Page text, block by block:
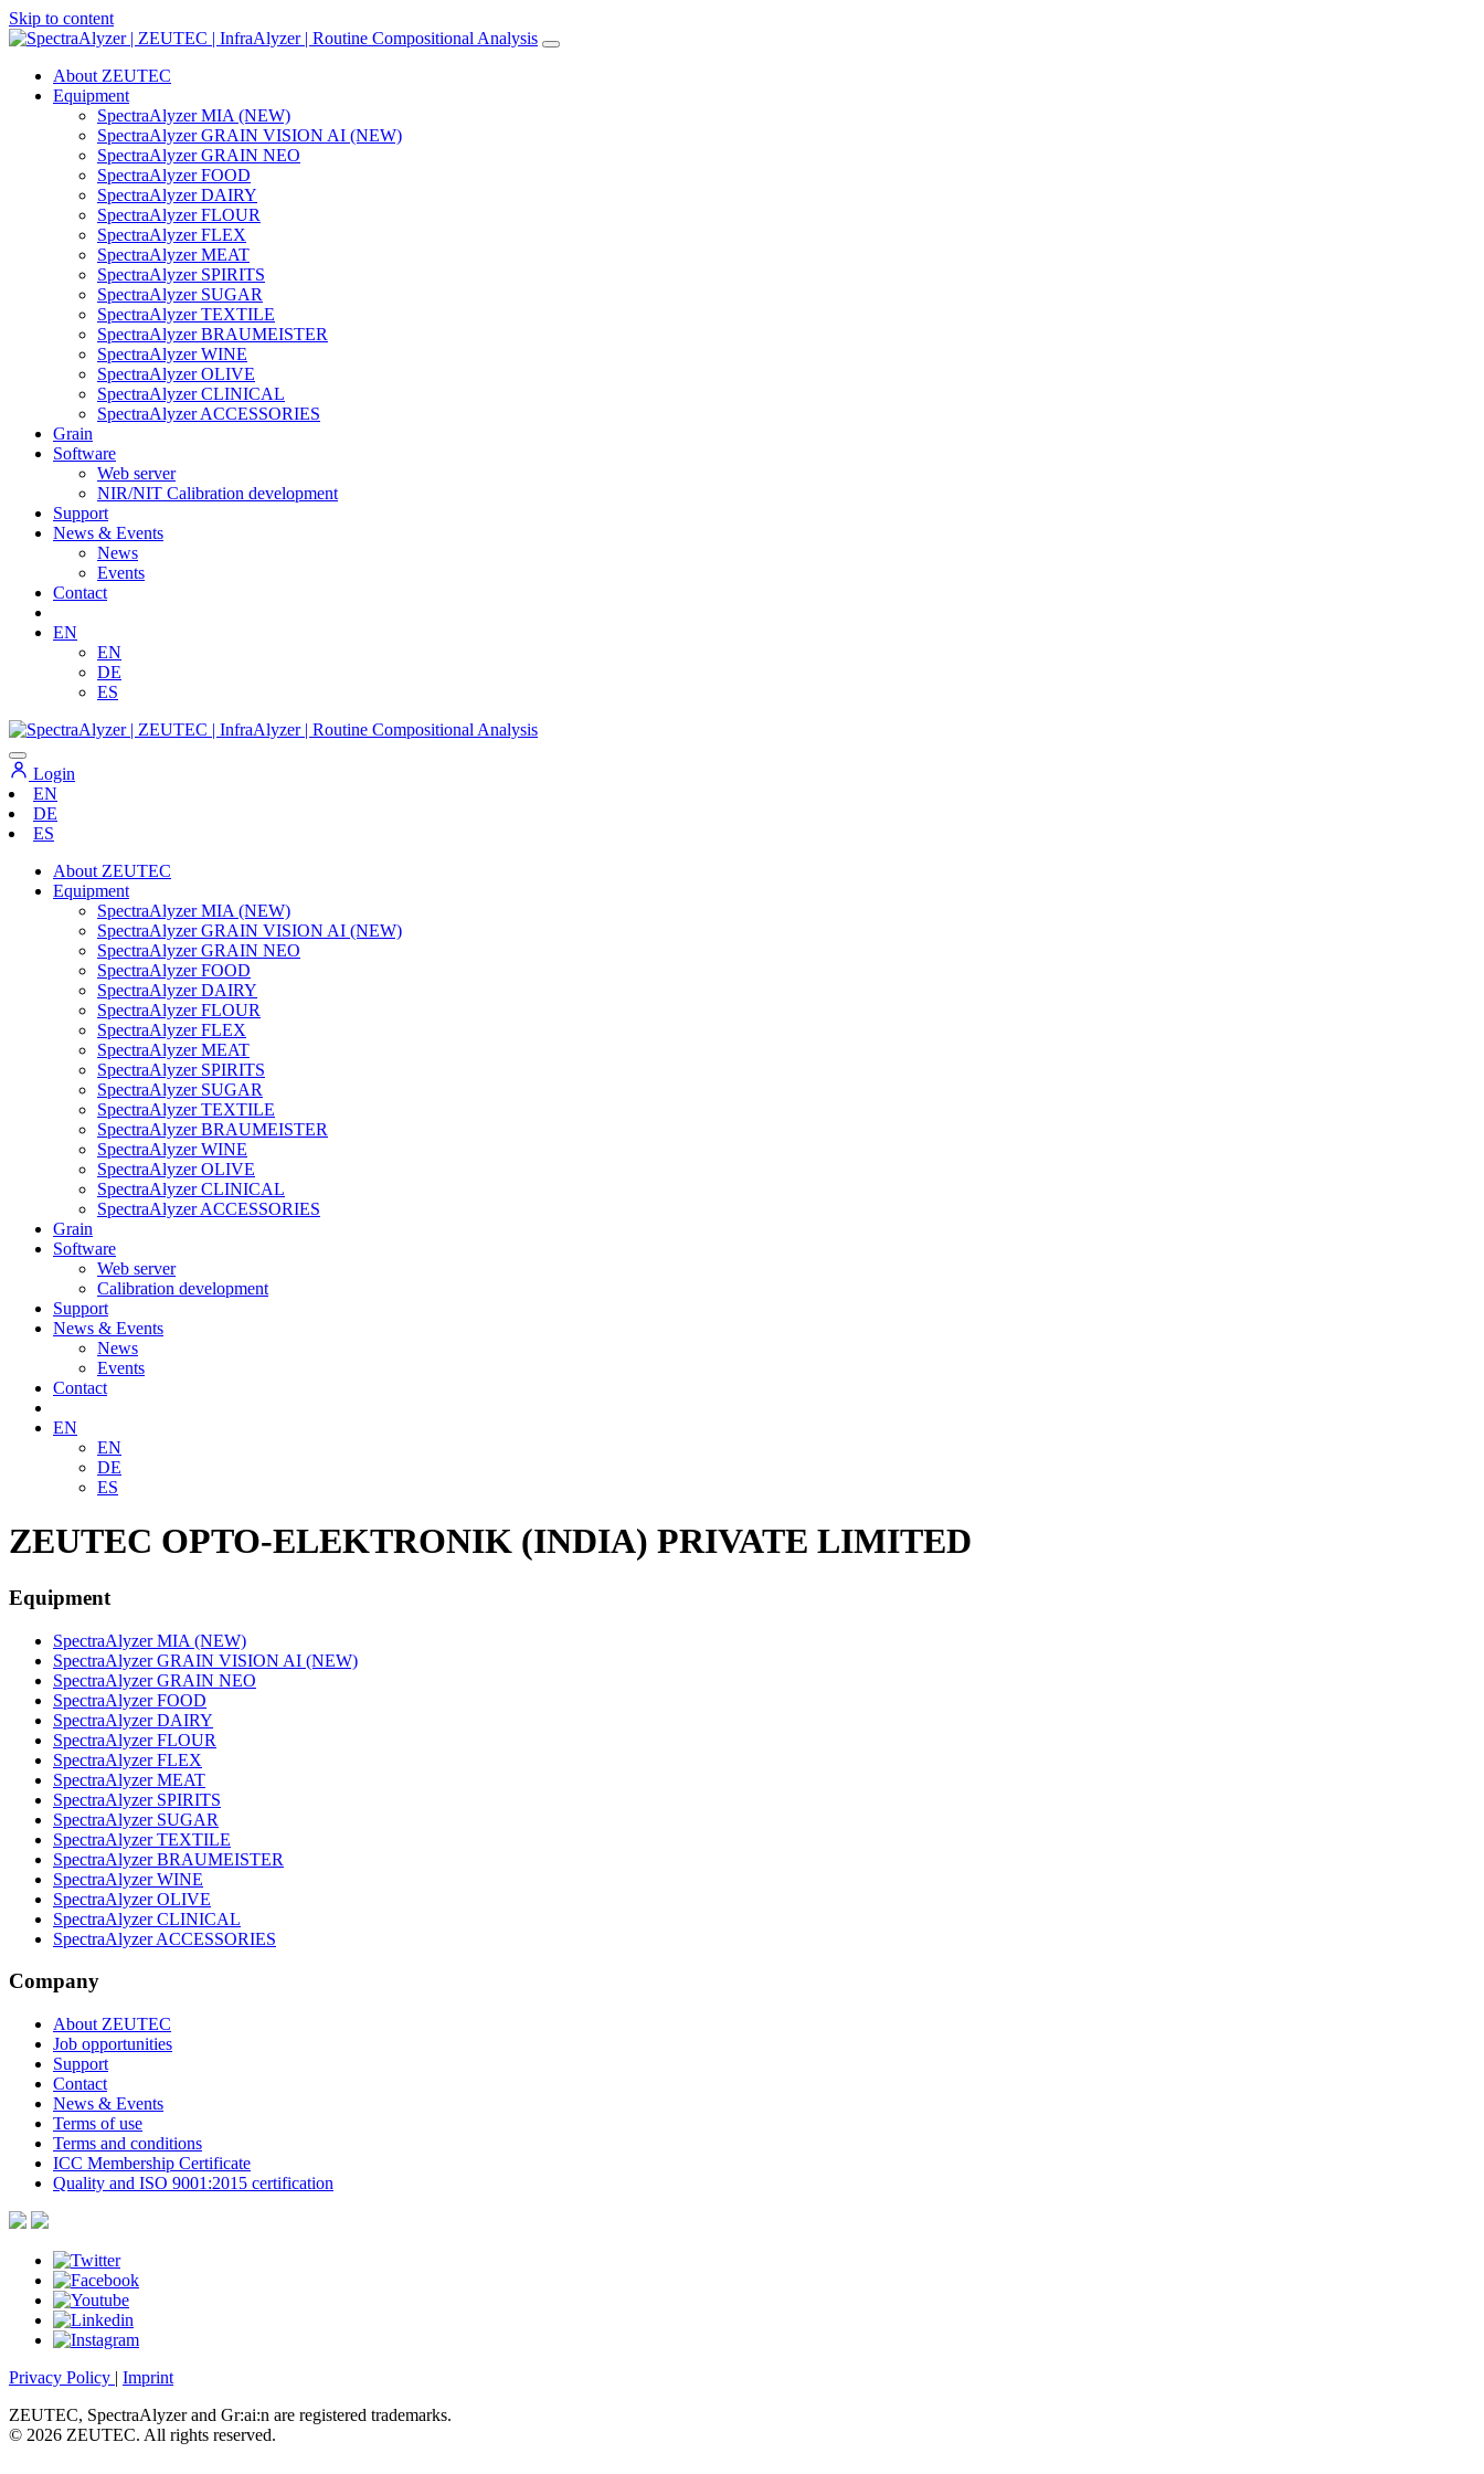
Skip to content
Main
Navigation
About ZEUTEC
Equipment
SpectraAlyzer MIA (NEW)
SpectraAlyzer GRAIN VISION AI (NEW)
SpectraAlyzer GRAIN NEO
SpectraAlyzer FOOD
SpectraAlyzer DAIRY
SpectraAlyzer FLOUR
SpectraAlyzer FLEX
SpectraAlyzer MEAT
SpectraAlyzer SPIRITS
SpectraAlyzer SUGAR
SpectraAlyzer TEXTILE
SpectraAlyzer BRAUMEISTER
SpectraAlyzer WINE
SpectraAlyzer OLIVE
SpectraAlyzer CLINICAL
SpectraAlyzer ACCESSORIES
Grain
Software
Web server
NIR/NIT Calibration development
Support
News & Events
News
Events
Contact
EN
EN
DE
ES
Login
EN
DE
ES
About ZEUTEC
Equipment
SpectraAlyzer MIA (NEW)
SpectraAlyzer GRAIN VISION AI (NEW)
SpectraAlyzer GRAIN NEO
SpectraAlyzer FOOD
SpectraAlyzer DAIRY
SpectraAlyzer FLOUR
SpectraAlyzer FLEX
SpectraAlyzer MEAT
SpectraAlyzer SPIRITS
SpectraAlyzer SUGAR
SpectraAlyzer TEXTILE
SpectraAlyzer BRAUMEISTER
SpectraAlyzer WINE
SpectraAlyzer OLIVE
SpectraAlyzer CLINICAL
SpectraAlyzer ACCESSORIES
Grain
Software
Web server
Calibration development
Support
News & Events
News
Events
Contact
EN
EN
DE
ES
ZEUTEC OPTO-ELEKTRONIK (INDIA) PRIVATE LIMITED
Equipment
SpectraAlyzer MIA (NEW)
SpectraAlyzer GRAIN VISION AI (NEW)
SpectraAlyzer GRAIN NEO
SpectraAlyzer FOOD
SpectraAlyzer DAIRY
SpectraAlyzer FLOUR
SpectraAlyzer FLEX
SpectraAlyzer MEAT
SpectraAlyzer SPIRITS
SpectraAlyzer SUGAR
SpectraAlyzer TEXTILE
SpectraAlyzer BRAUMEISTER
SpectraAlyzer WINE
SpectraAlyzer OLIVE
SpectraAlyzer CLINICAL
SpectraAlyzer ACCESSORIES
Company
About ZEUTEC
Job opportunities
Support
Contact
News & Events
Terms of use
Terms and conditions
ICC Membership Certificate
Quality and ISO 9001:2015 certification
Privacy Policy | Imprint
ZEUTEC, SpectraAlyzer and Gr:ai:n are registered trademarks.
© 2026 ZEUTEC. All rights reserved.